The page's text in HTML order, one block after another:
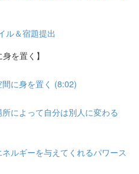
＆宿題提出
を置く】
に身を置く (8:02)
によって自分は別人に変わる
ルギーを与えてくれるパワース